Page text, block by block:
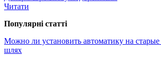
Читати
Популярнi статтi
Можно ли установить автоматику на
шлях